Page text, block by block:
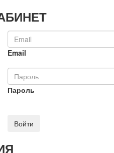
Email
Пароль
Войти